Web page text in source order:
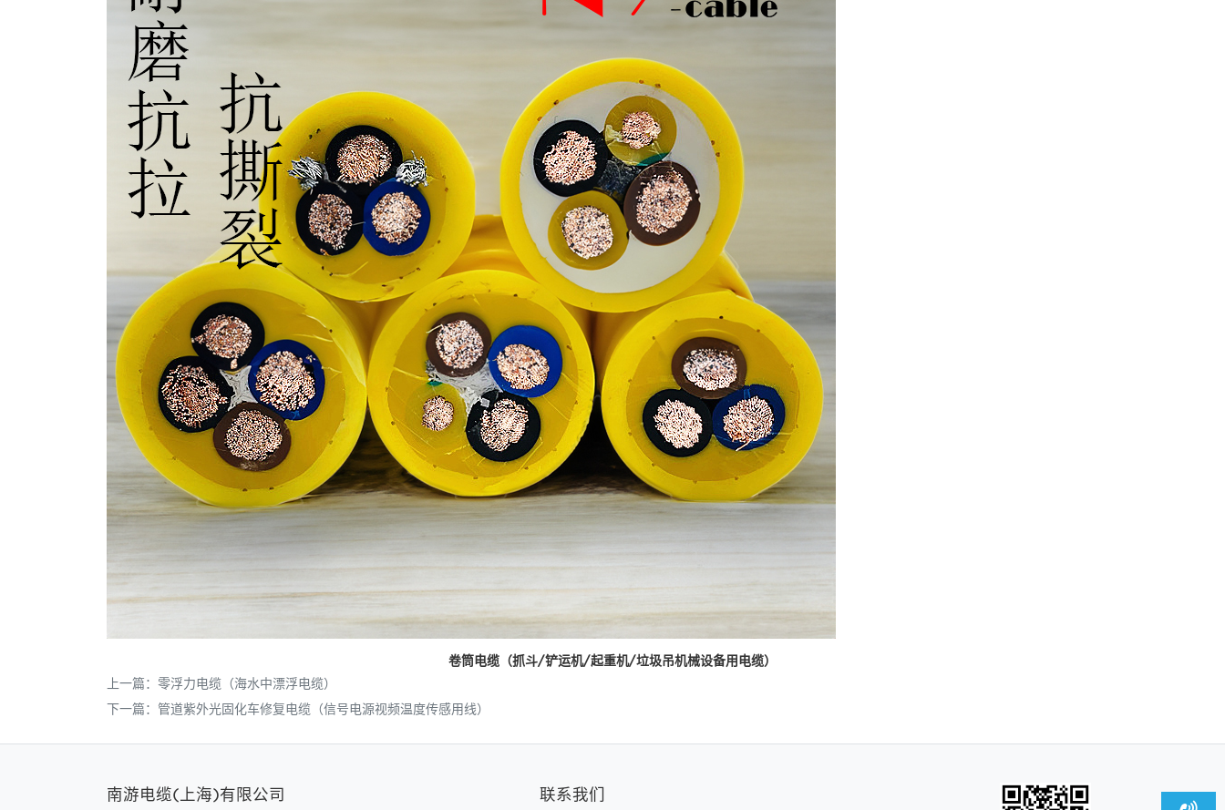
卷筒电缆（抓斗/铲运机/起重机/垃圾吊机械设备用电缆）
上一篇： 零浮力电缆（海水中漂浮电缆）
下一篇： 管道紫外光固化车修复电缆（信号电源视频温度传感用线）
南游电缆(上海)有限公司 联系我们